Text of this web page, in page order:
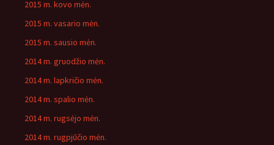
2015 m. kovo mėn.
2015 m. vasario mėn.
2015 m. sausio mėn.
2014 m. gruodžio mėn.
2014 m. lapkričio mėn.
2014 m. spalio mėn.
2014 m. rugsėjo mėn.
2014 m. rugpjūčio mėn.